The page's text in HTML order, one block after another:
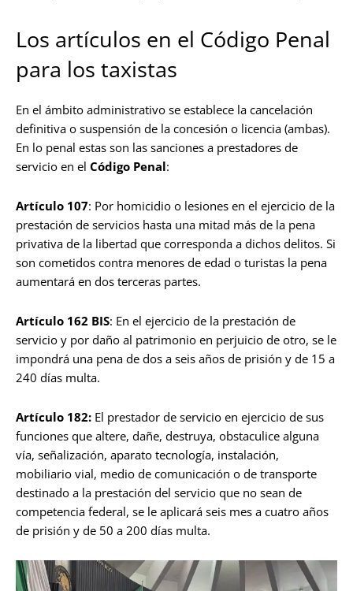
Los artículos en el Código Penal
para los taxistas
En el ámbito administrativo se establece la cancelación
definitiva o suspensión de la concesión o licencia (ambas).
En lo penal estas son las sanciones a prestadores de
servicio en el Código Penal:
Artículo 107: Por homicidio o lesiones en el ejercicio de la
prestación de servicios hasta una mitad más de la pena
privativa de la libertad que corresponda a dichos delitos. Si
son cometidos contra menores de edad o turistas la pena
aumentará en dos terceras partes.
Artículo 162 BIS: En el ejercicio de la prestación de
servicio y por daño al patrimonio en perjuicio de otro, se le
impondrá una pena de dos a seis años de prisión y de 15 a
240 días multa.
Artículo 182: El prestador de servicio en ejercicio de sus
funciones que altere, dañe, destruya, obstaculice alguna
vía, señalización, aparato tecnología, instalación,
mobiliario vial, medio de comunicación o de transporte
destinado a la prestación del servicio que no sean de
competencia federal, se le aplicará seis mes a cuatro años
de prisión y de 50 a 200 días multa.